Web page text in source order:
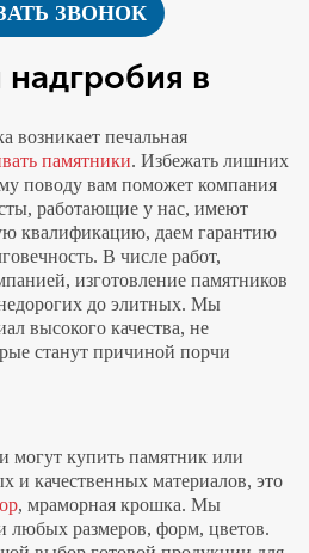
ЗВОНОК
возникает печальная
памятники. Избежать лишних
поводу вам поможет компания
работающие у нас, имеют
квалификацию, даем гарантию
В числе работ,
изготовление памятников
до элитных. Мы
высокого качества, не
станут причиной порчи
купить памятник или
и качественных материалов, это
, мраморная крошка. Мы
любых размеров, форм, цветов.